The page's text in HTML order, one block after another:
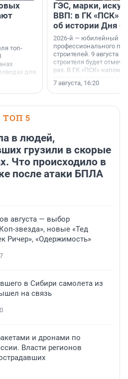
топ-
для
ГЭС, марки,
ВВП: в ГК «ПСК»
об истории Дня
2026-й — юбилейный
профессионального
строителей. 9 августа
строителя будет
раз. В ГК «ПСК»
поменялась роль
7 августа, 16:20
ТОП 5
в людей,
грузили в скорые
Что происходило в
после атаки БПЛА
августа — выбор
звезда», новые «Тед
Ричер», «Одержимость»
в Сибири самолета из
на связь
и дронами по
Власти регионов